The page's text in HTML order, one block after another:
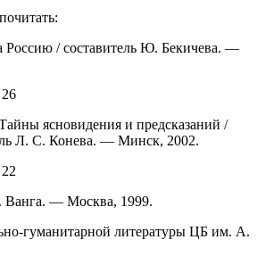
Россию / составитель Ю. Бекичева. —
ясновидения и предсказаний /
Л. С. Конева. — Минск, 2002.
Ванга. — Москва, 1999.
гуманитарной литературы ЦБ им. А.